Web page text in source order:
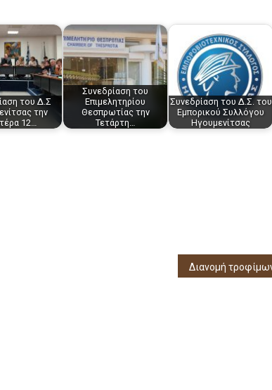
του Δ.Σ
την
12…
Συνεδρίαση του
Επιμελητηρίου
Θεσπρωτίας την
Τετάρτη…
Συνεδρίαση του Δ.Σ. του
Εμπορικού Συλλόγου
Ηγουμενίτσας